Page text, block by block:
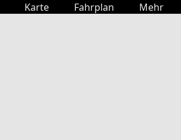
Karte Fahrplan Mehr